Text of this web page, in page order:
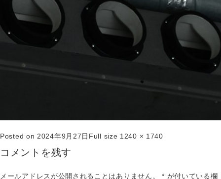
Posted on 2024年9月27日 Full size 1240 × 1740
コメントを残す
メールアドレスが公開されることはありません。 * が付いている欄